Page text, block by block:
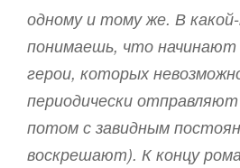
одному и тому же. В
понимаешь, что начинают
герои, которых
периодически
потом с завидным
воскрешают). К концу